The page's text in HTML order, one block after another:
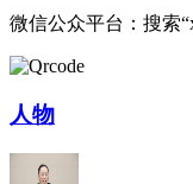
微信公众平台：搜索
人物